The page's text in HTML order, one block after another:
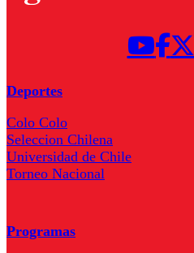
Deportes
Colo Colo
Seleccion Chilena
Universidad de Chile
Torneo Nacional
Programas